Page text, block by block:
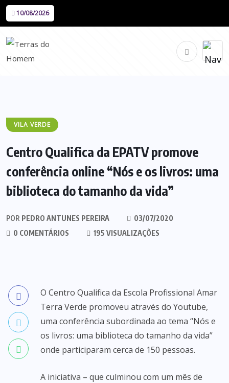
10/08/2026
VILA VERDE
Centro Qualifica da EPATV promove
conferência online “Nós e os livros: uma
biblioteca do tamanho da vida”
POR PEDRO ANTUNES PEREIRA
03/07/2020
0 COMENTÁRIOS
195 VISUALIZAÇÕES
O Centro Qualifica da Escola Profissional Amar
Terra Verde promoveu através do Youtube,
uma conferência subordinada ao tema “Nós e
os livros: uma biblioteca do tamanho da vida”
onde participaram cerca de 150 pessoas.
A iniciativa – que culminou com um mês de